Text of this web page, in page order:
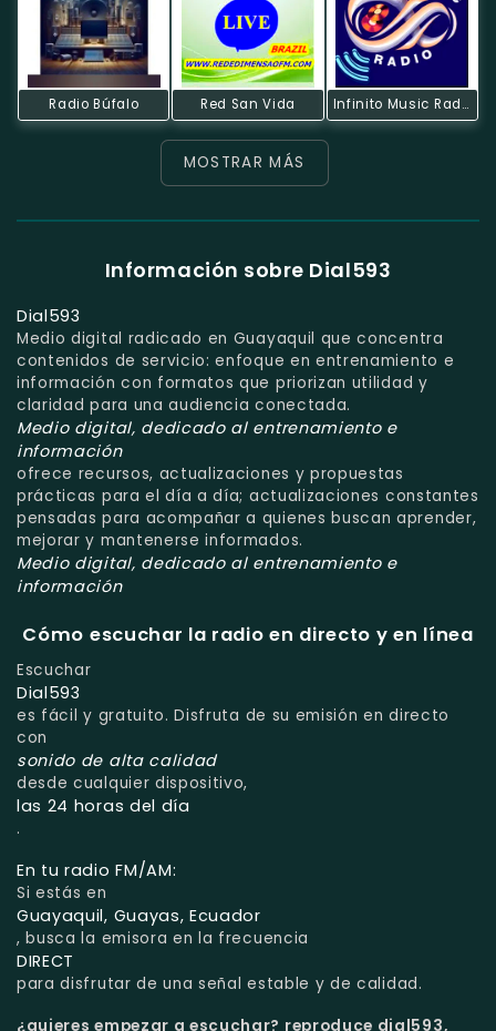
Radio Búfalo Red San Vida Infinito Music Radio
MOSTRAR MÁS
Información sobre Dial593
Dial593
Medio digital radicado en Guayaquil que concentra
contenidos de servicio: enfoque en entrenamiento e
información con formatos que priorizan utilidad y
claridad para una audiencia conectada.
Medio digital, dedicado al entrenamiento e
información
ofrece recursos, actualizaciones y propuestas
prácticas para el día a día; actualizaciones constantes
pensadas para acompañar a quienes buscan aprender,
mejorar y mantenerse informados.
Medio digital, dedicado al entrenamiento e
información
Cómo escuchar la radio en directo y en línea
Escuchar
Dial593
es fácil y gratuito. Disfruta de su emisión en directo
con
sonido de alta calidad
desde cualquier dispositivo,
las 24 horas del día
.
En tu radio FM/AM:
Si estás en
Guayaquil, Guayas, Ecuador
, busca la emisora en la frecuencia
DIRECT
para disfrutar de una señal estable y de calidad.
¿quieres empezar a escuchar? reproduce dial593,